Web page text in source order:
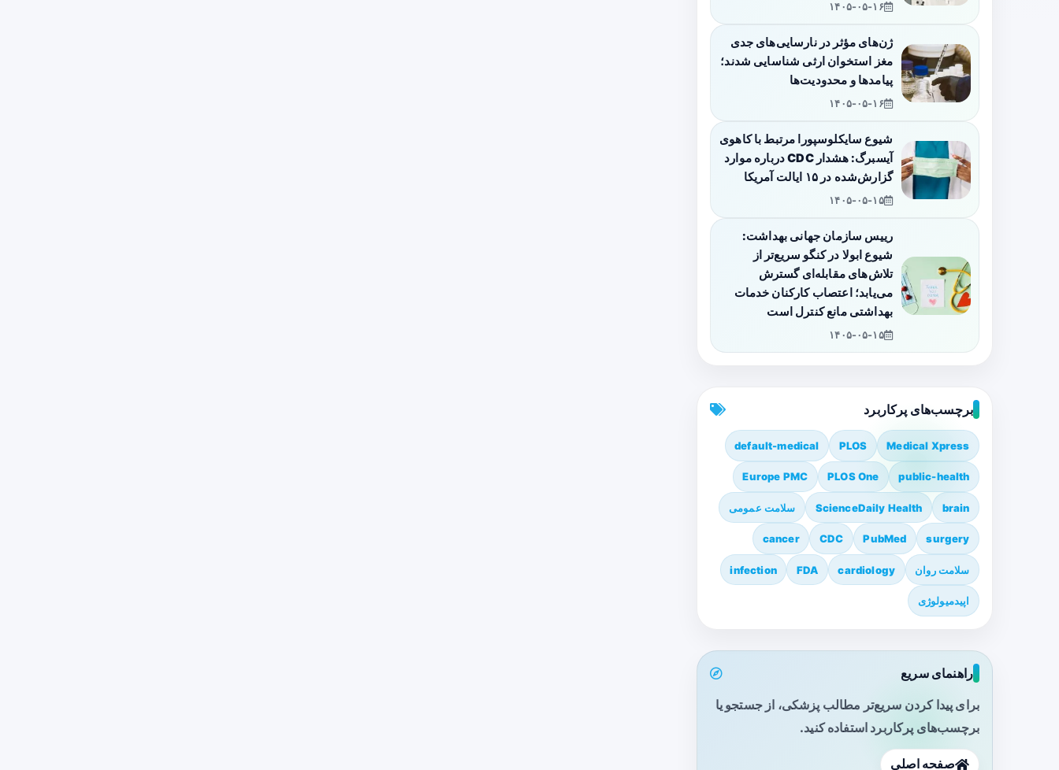
۱۴۰۵-۰۵-۱۶
ژن‌های مؤثر در نارسایی‌های جدی
مغز استخوان ارثی شناسایی شدند؛
پیامدها و محدودیت‌ها
۱۴۰۵-۰۵-۱۶
شیوع سایکلوسپورا مرتبط با کاهوی
آیسبرگ: هشدار CDC درباره موارد
گزارش‌شده در ۱۵ ایالت آمریکا
۱۴۰۵-۰۵-۱۵
رییس سازمان جهانی بهداشت:
شیوع ابولا در کنگو سریع‌تر از
تلاش‌های مقابله‌ای گسترش
می‌یابد؛ اعتصاب کارکنان خدمات
بهداشتی مانع کنترل است
۱۴۰۵-۰۵-۱۵
برچسب‌های پرکاربرد
Medical Xpress
PLOS
default-medical
public-health
PLOS One
Europe PMC
brain
ScienceDaily Health سلامت عمومی
surgery
PubMed
CDC
cancer
سلامت روان cardiology
FDA
infection
اپیدمیولوژی
راهنمای سریع
برای پیدا کردن سریع‌تر مطالب پزشکی، از جستجو یا
برچسب‌های پرکاربرد استفاده کنید.
صفحه اصلی